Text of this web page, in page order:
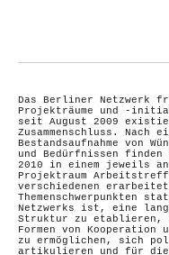
Das Berliner Netzwerk
Projekträume und -
seit August 2009
Zusammenschluss. Nach
Bestandsaufnahme von
und Bedürfnissen finden
2010 in einem jeweils
Projektraum
verschiedenen
Themenschwerpunkten
Netzwerks ist, eine
Struktur zu etablieren,
Formen von Kooperation
zu ermöglichen, sich
artikulieren und für die